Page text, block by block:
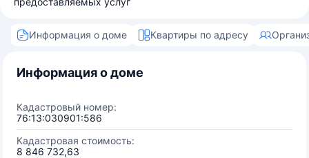
Информация о доме Квартиры по адресу
Информация о доме
Кадастровый номер:
76:13:030901:586
Кадастровая стоимость:
8 846 732,63